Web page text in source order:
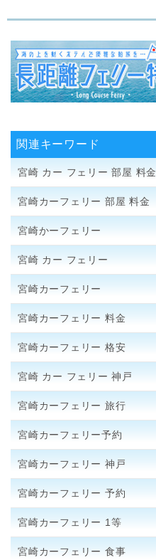
関連キーワード
宮崎 カー フェリー 部屋 料金
宮崎カーフェリー 部屋 料金
宮崎かーフェリー
宮崎 カー フェリー
宮崎カーフェリー
宮崎カーフェリー 料金
宮崎カーフェリー 格安
宮崎 カー フェリー 神戸
宮崎カーフェリー 旅行
宮崎カーフェリー予約
宮崎カーフェリー 神戸
宮崎カーフェリー 予約
宮崎カーフェリー 1等
宮崎カーフェリー 食事